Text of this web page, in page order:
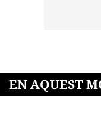
EN AQUEST